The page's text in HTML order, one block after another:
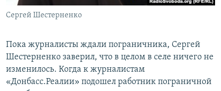
Сергей Шестерненко
Пока журналисты ждали пограничника, Сергей
Шестерненко заверил, что в целом в селе ничего не
изменилось. Когда к журналистам
«Донбасс.Реалии» подошел работник пограничной